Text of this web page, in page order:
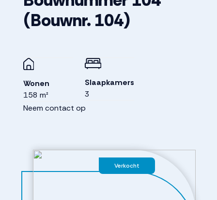
Verkocht
(Bouwnr. 104)
Wonen
158 m²
Slaapkamers
3
Neem contact op